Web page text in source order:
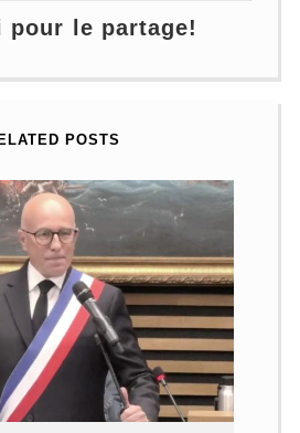
pour le partage!
POSTS